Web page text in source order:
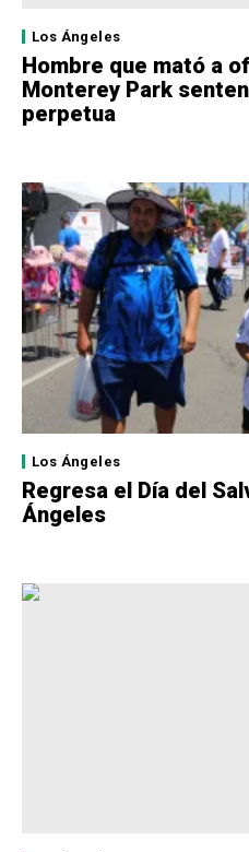
Los Ángeles
Hombre que mató a
Monterey Park
perpetua
Los Ángeles
Regresa el Día del
Ángeles